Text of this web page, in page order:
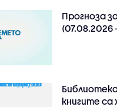
Прогноза
(07.08.2026
книгите